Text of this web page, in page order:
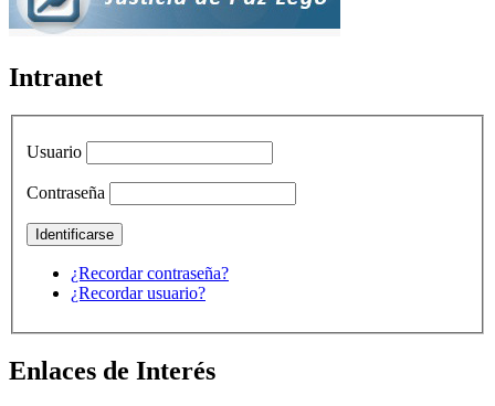
Intranet
Usuario
Contraseña
¿Recordar contraseña?
¿Recordar usuario?
Enlaces de Interés